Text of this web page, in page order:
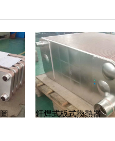
釬焊式板式換熱器